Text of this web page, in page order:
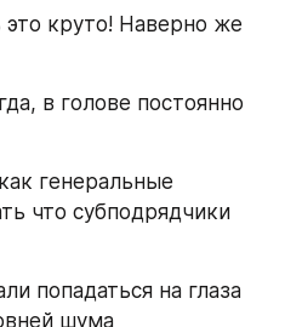
круто! Наверно же
в голове постоянно
генеральные
что субподрядчики
попадаться на глаза
шума